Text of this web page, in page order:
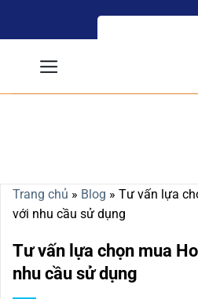
Trang chủ » Blog » Tư vấn lựa
với nhu cầu sử dụng
Tư vấn lựa chọn mua
nhu cầu sử dụng